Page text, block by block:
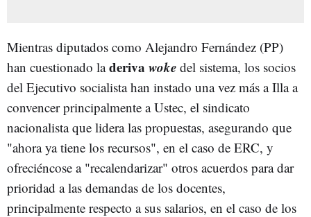
Mientras diputados como Alejandro Fernández (PP)
han cuestionado laderiva woke del sistema, los socios
del Ejecutivo socialista han instado una vez más a Illa a
convencer principalmente a Ustec, el sindicato
nacionalista que lidera las propuestas, asegurando que
"ahora ya tiene los recursos", en el caso de ERC, y
ofreciéncose a "recalendarizar" otros acuerdos para dar
prioridad a las demandas de los docentes,
principalmente respecto a sus salarios, en el caso de los